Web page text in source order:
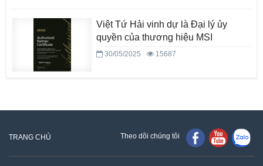
Việt Tứ Hải vinh dự là Đại lý ủy
quyền của thương hiệu MSI
30/05/2025 15687
TRANG CHỦ Theo dõi chúng tôi